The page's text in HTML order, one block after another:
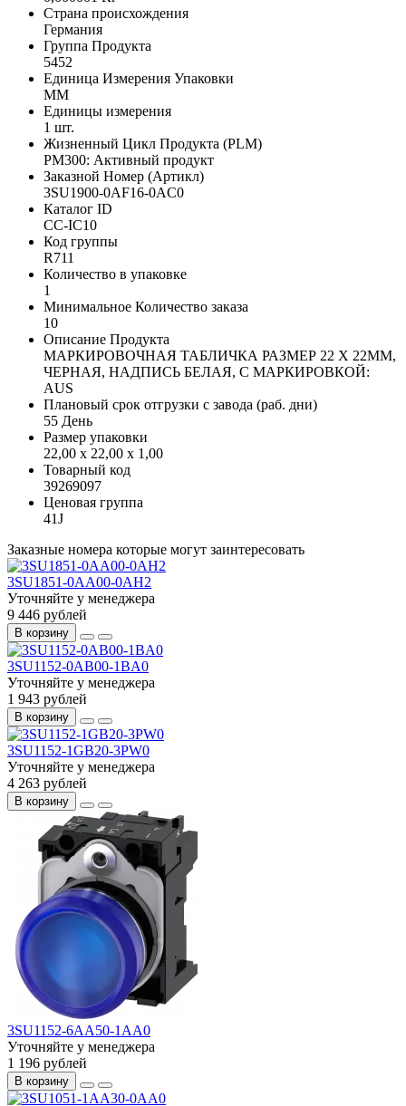
Страна происхождения
Германия
Группа Продукта
5452
Единица Измерения Упаковки
MM
Единицы измерения
1 шт.
Жизненный Цикл Продукта (PLM)
PM300: Активный продукт
Заказной Номер (Артикл)
3SU1900-0AF16-0AC0
Каталог ID
CC-IC10
Код группы
R711
Количество в упаковке
1
Минимальное Количество заказа
10
Описание Продукта
МАРКИРОВОЧНАЯ ТАБЛИЧКА РАЗМЕР 22 X 22MM,
ЧЕРНАЯ, НАДПИСЬ БЕЛАЯ, С МАРКИРОВКОЙ:
AUS
Плановый срок отгрузки с завода (раб. дни)
55 День
Размер упаковки
22,00 x 22,00 x 1,00
Товарный код
39269097
Ценовая группа
41J
Заказные номера которые могут заинтересовать
3SU1851-0AA00-0AH2
Уточняйте у менеджера
9 446 рублей
В корзину
3SU1152-0AB00-1BA0
Уточняйте у менеджера
1 943 рублей
В корзину
3SU1152-1GB20-3PW0
Уточняйте у менеджера
4 263 рублей
В корзину
3SU1152-6AA50-1AA0
Уточняйте у менеджера
1 196 рублей
В корзину